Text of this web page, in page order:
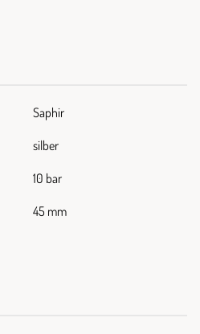
Saphir
silber
10 bar
45 mm